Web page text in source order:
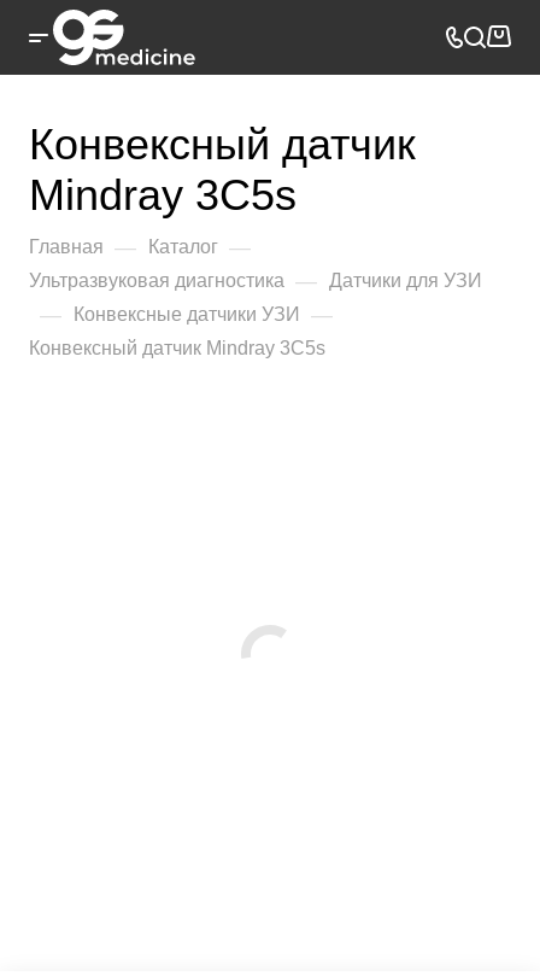
Конвексный датчик
Mindray 3C5s
Главная — Каталог —
Ультразвуковая диагностика — Датчики для УЗИ
— Конвексные датчики УЗИ —
Конвексный датчик Mindray 3C5s